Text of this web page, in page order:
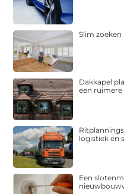
Slim
Dakkapel
een
logistiek en
Een